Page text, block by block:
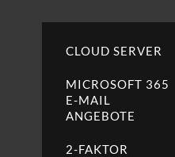
CLOUD SERVER
MICROSOFT 365
E-MAIL
ANGEBOTE
2-FAKTOR